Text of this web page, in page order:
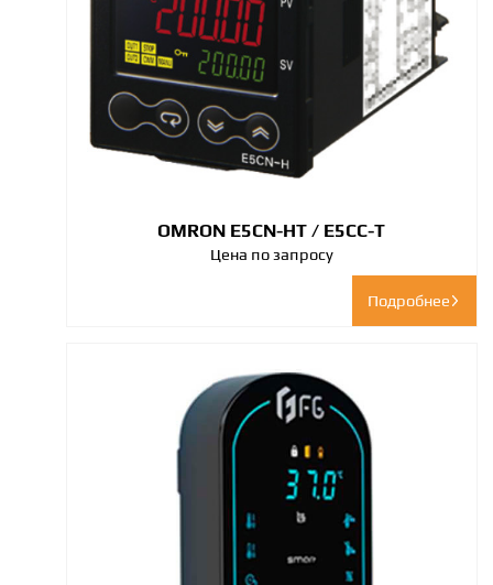
OMRON E5CN-HT / E5CC-T
Цена по запросу
Подробнее